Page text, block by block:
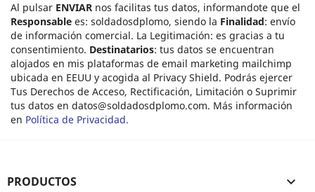
Al pulsar ENVIAR nos facilitas tus datos, informandote que el
Responsable es: soldadosdplomo, siendo la Finalidad: envío
de información comercial. La Legitimación: es gracias a tu
consentimiento. Destinatarios: tus datos se encuentran
alojados en mis plataformas de email marketing mailchimp
ubicada en EEUU y acogida al Privacy Shield. Podrás ejercer
Tus Derechos de Acceso, Rectificación, Limitación o Suprimir
tus datos en datos@soldadosdplomo.com. Más información
en Política de Privacidad.
PRODUCTOS 